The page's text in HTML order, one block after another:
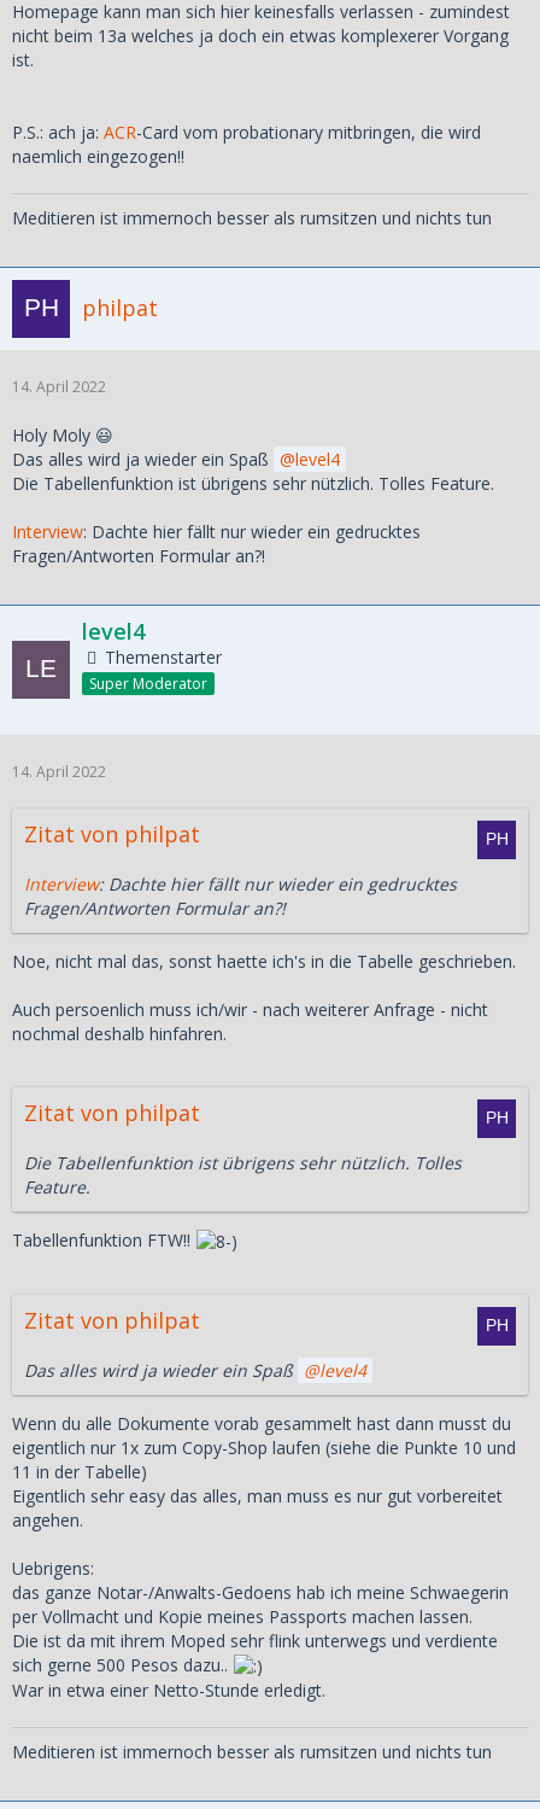
Homepage kann man sich hier keinesfalls verlassen - zumindest
nicht beim 13a welches ja doch ein etwas komplexerer Vorgang
ist.
P.S.: ach ja: ACR-Card vom probationary mitbringen, die wird
naemlich eingezogen!!
Meditieren ist immernoch besser als rumsitzen und nichts tun
philpat
14. April 2022
Holy Moly 😃
Das alles wird ja wieder ein Spaß
level4
Die Tabellenfunktion ist übrigens sehr nützlich. Tolles Feature.
Interview: Dachte hier fällt nur wieder ein gedrucktes
Fragen/Antworten Formular an?!
level4
Themenstarter
Super Moderator
14. April 2022
Zitat von philpat
Interview: Dachte hier fällt nur wieder ein gedrucktes
Fragen/Antworten Formular an?!
Noe, nicht mal das, sonst haette ich's in die Tabelle geschrieben.
Auch persoenlich muss ich/wir - nach weiterer Anfrage - nicht
nochmal deshalb hinfahren.
Zitat von philpat
Die Tabellenfunktion ist übrigens sehr nützlich. Tolles
Feature.
Tabellenfunktion FTW!!
Zitat von philpat
Das alles wird ja wieder ein Spaß level4
Wenn du alle Dokumente vorab gesammelt hast dann musst du
eigentlich nur 1x zum Copy-Shop laufen (siehe die Punkte 10 und
11 in der Tabelle)
Eigentlich sehr easy das alles, man muss es nur gut vorbereitet
angehen.
Uebrigens:
das ganze Notar-/Anwalts-Gedoens hab ich meine Schwaegerin
per Vollmacht und Kopie meines Passports machen lassen.
Die ist da mit ihrem Moped sehr flink unterwegs und verdiente
sich gerne 500 Pesos dazu..
War in etwa einer Netto-Stunde erledigt.
Meditieren ist immernoch besser als rumsitzen und nichts tun